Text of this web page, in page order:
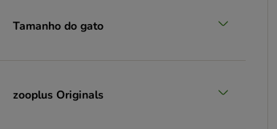
Tamanho do gato
zooplus Originals